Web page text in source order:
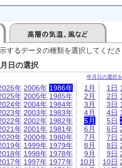
するデータの種類を選択してくだ
日の選択
年月日の選択
年
年
年
年
年
年
年
年
年
年
2006年
2005年
2004年
2003年
2002年
2001年
2000年
1999年
1998年
1997年
1986年
1985年
1984年
1983年
1982年
1981年
1980年
1979年
1978年
1977年
1月
2月
3月
4月
5月
6月
7月
8月
9月
10月
1日
2日
3日
4日
5日
6日
7日
8日
9日
10日